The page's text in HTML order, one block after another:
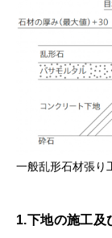
一般乱形石材張り
1.下地の施工及